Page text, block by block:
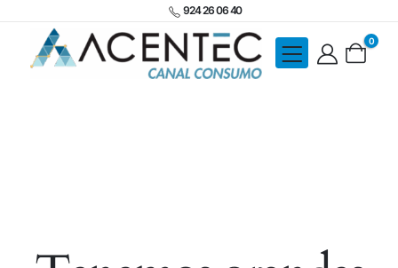
924 26 06 40
0